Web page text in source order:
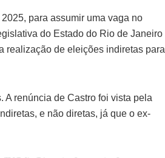
para assumir uma vaga no
do Estado do Rio de Janeiro
realização de eleições indiretas para
renúncia de Castro foi vista pela
e não diretas, já que o ex-